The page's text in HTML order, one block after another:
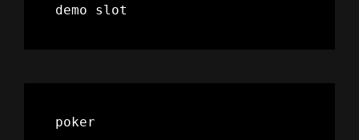
demo slot
poker